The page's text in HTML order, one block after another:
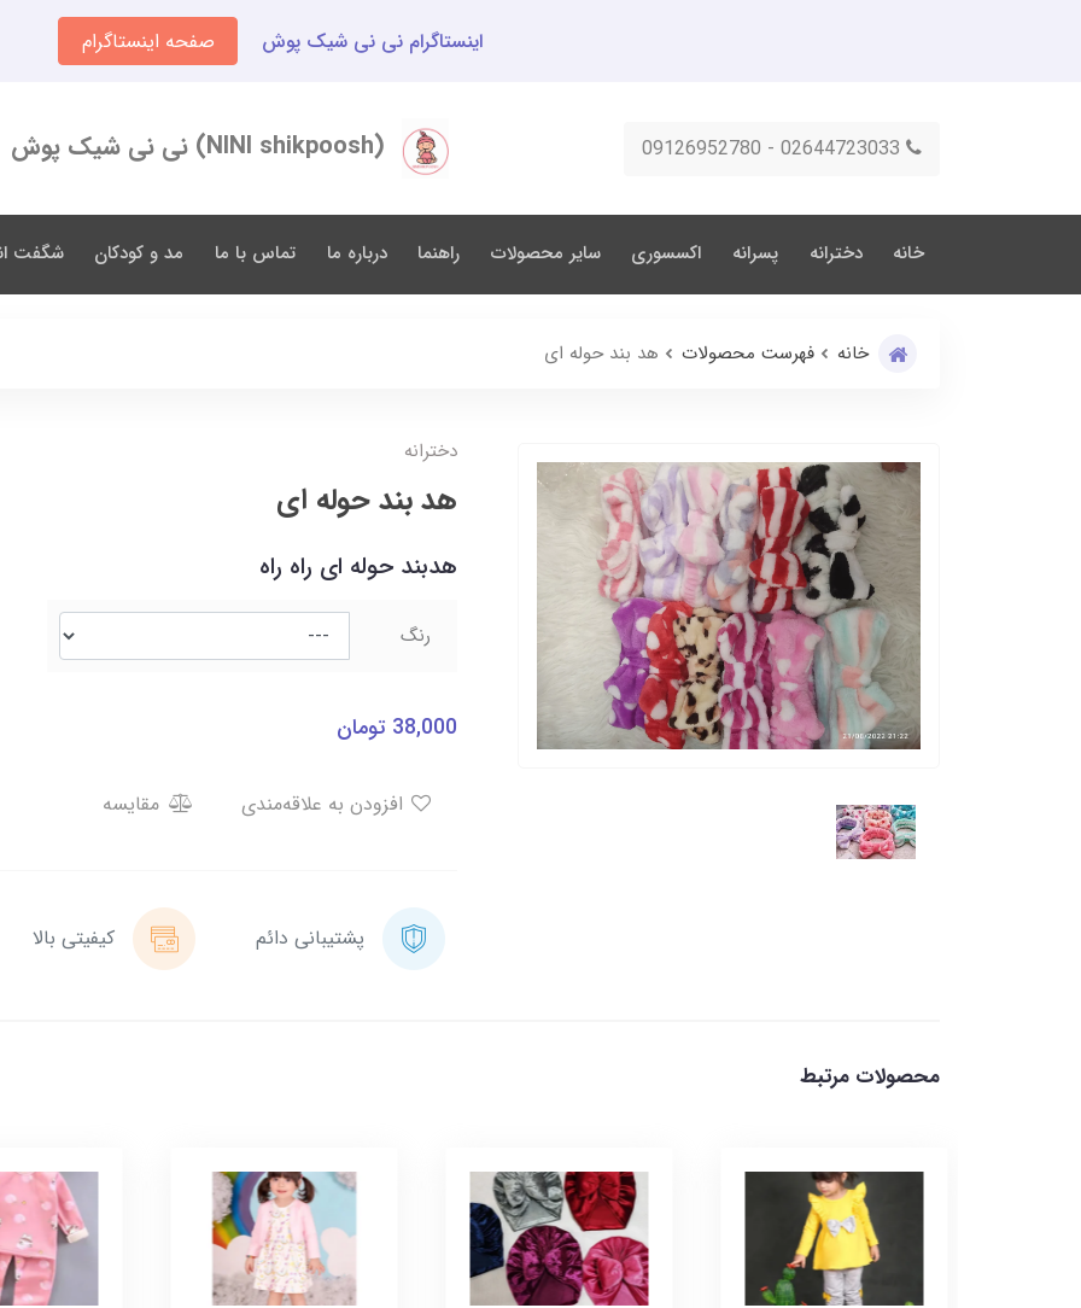
اینستاگرام نی نی شیک پوش صفحه اینستاگرام
02644723033 - 09126952780 (NINI shikpoosh) نی نی شیک پوش
خانه دخترانه پسرانه اکسسوری سایر محصولات راهنما درباره ما تماس با ما مد و کودکان شگفت
خانه فهرست محصولات هد بند حوله ای
دخترانه
هد بند حوله ای
هدبند حوله ای راه راه
رنگ
38,000 تومان
مقایسه
پشتیبانی دائم کیفیتی بالا
محصولات مرتبط